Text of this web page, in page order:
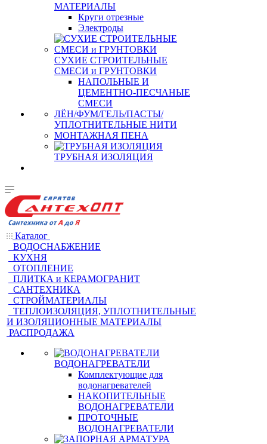
МАТЕРИАЛЫ
Круги отрезные
Электроды
СУХИЕ СТРОИТЕЛЬНЫЕ
СМЕСИ и ГРУНТОВКИ
НАПОЛЬНЫЕ И
ЦЕМЕНТНО-ПЕСЧАНЫЕ
СМЕСИ
ЛЁН/ФУМ/ГЕЛЬ/ПАСТЫ/
УПЛОТНИТЕЛЬНЫЕ НИТИ
МОНТАЖНАЯ ПЕНА
ТРУБНАЯ ИЗОЛЯЦИЯ
Каталог
ВОДОСНАБЖЕНИЕ
КУХНЯ
ОТОПЛЕНИЕ
ПЛИТКА и КЕРАМОГРАНИТ
САНТЕХНИКА
СТРОЙМАТЕРИАЛЫ
ТЕПЛОИЗОЛЯЦИЯ, УПЛОТНИТЕЛЬНЫЕ
И ИЗОЛЯЦИОННЫЕ МАТЕРИАЛЫ
РАСПРОДАЖА
ВОДОНАГРЕВАТЕЛИ
Комплектующие для
водонагревателей
НАКОПИТЕЛЬНЫЕ
ВОДОНАГРЕВАТЕЛИ
ПРОТОЧНЫЕ
ВОДОНАГРЕВАТЕЛИ